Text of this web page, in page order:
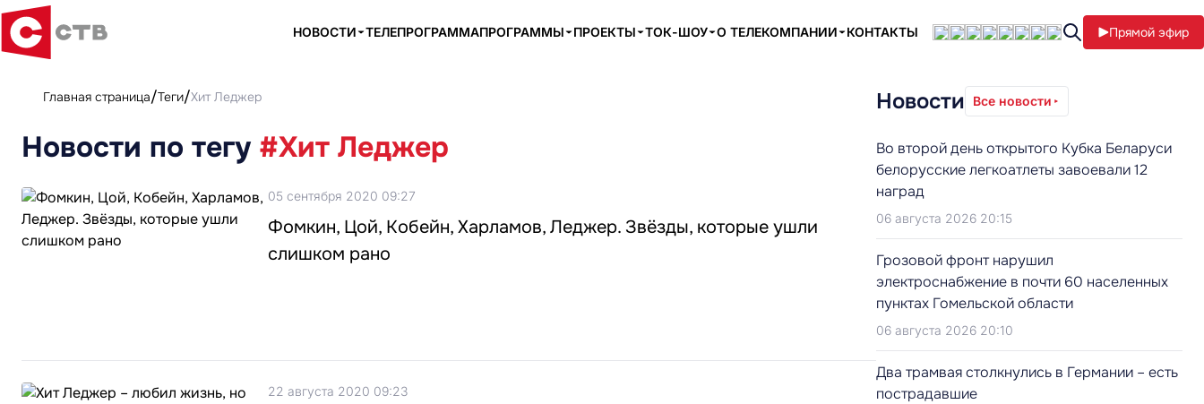
НОВОСТИ ТЕЛЕПРОГРАММАПРОГРАММЫ ПРОЕКТЫ ТОК-ШОУ О ТЕЛЕКОМПАНИИ КОНТАКТЫ Прямой эфир
Главная страница Теги Хит Леджер
Новости по тегу #Хит Леджер
05 сентября 2020 09:27
Фомкин, Цой, Кобейн, Харламов, Леджер. Звёзды, которые ушли
слишком рано
22 августа 2020 09:23
Новости Все новости
Во второй день открытого Кубка Беларуси
белорусские легкоатлеты завоевали 12
наград
06 августа 2026 20:15
Грозовой фронт нарушил
электроснабжение в почти 60 населенных
пунктах Гомельской области
06 августа 2026 20:10
Два трамвая столкнулись в Германии – есть
пострадавшие